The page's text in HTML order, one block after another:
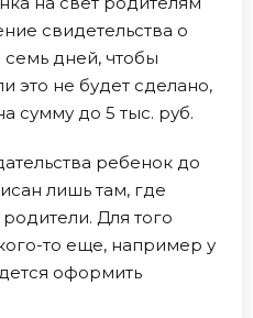
свидетельства о
дней, чтобы
это не будет сделано,
сумму до 5 тыс. руб.
ребенок до
лишь там, где
Для того
то еще, например у
оформить